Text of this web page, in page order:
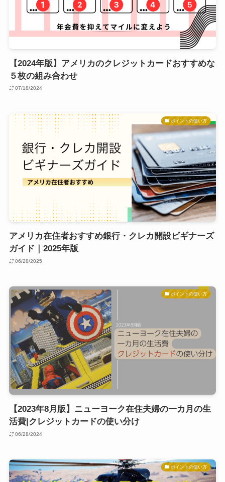
【2024年版】アメリカのクレジットカードおすすめな
５枚の組み合わせ
07/18/2024
ポイントの使い方
アメリカ在住者おすすめ銀行・クレカ開設ビギナーズ
ガイド｜2025年版
06/28/2025
ポイントの使い方
【2023年8月版】ニューヨーク在住夫婦の一カ月の生
活費|クレジットカードの使い分け
06/28/2024
ポイントの使い方